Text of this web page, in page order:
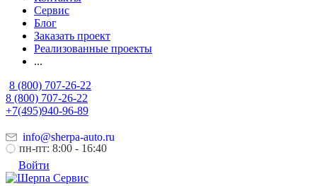
Сервис
Блог
Заказать проект
Реализованные проекты
...
8 (800) 707-26-22
8 (800) 707-26-22
+7(495)940-96-89
info@sherpa-auto.ru
пн-пт: 8:00 - 16:40
Войти